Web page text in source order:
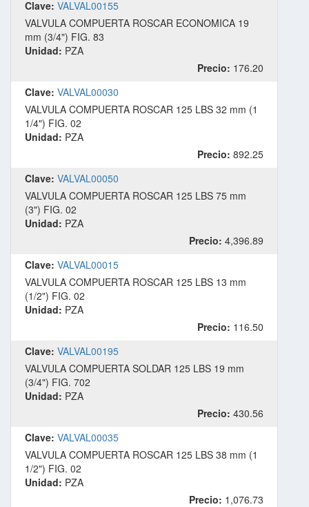
Clave: VALVAL00155
VALVULA COMPUERTA ROSCAR ECONOMICA 19
mm (3/4") FIG. 83
Unidad: PZA
Precio: 176.20
Clave: VALVAL00030
VALVULA COMPUERTA ROSCAR 125 LBS 32 mm (1
1/4") FIG. 02
Unidad: PZA
Precio: 892.25
Clave: VALVAL00050
VALVULA COMPUERTA ROSCAR 125 LBS 75 mm
(3") FIG. 02
Unidad: PZA
Precio: 4,396.89
Clave: VALVAL00015
VALVULA COMPUERTA ROSCAR 125 LBS 13 mm
(1/2") FIG. 02
Unidad: PZA
Precio: 116.50
Clave: VALVAL00195
VALVULA COMPUERTA SOLDAR 125 LBS 19 mm
(3/4") FIG. 702
Unidad: PZA
Precio: 430.56
Clave: VALVAL00035
VALVULA COMPUERTA ROSCAR 125 LBS 38 mm (1
1/2") FIG. 02
Unidad: PZA
Precio: 1,076.73